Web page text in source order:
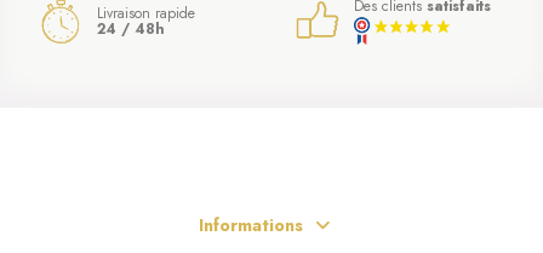
Livraison rapide
24 / 48h
Des clients satisfaits
Informations